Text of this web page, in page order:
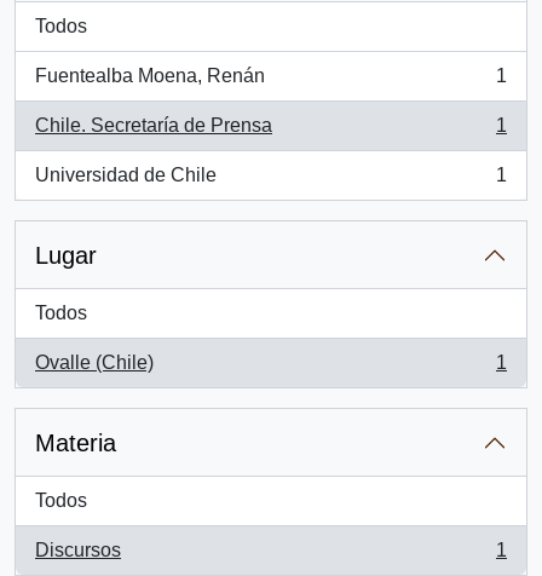
Todos
Fuentealba Moena, Renán
, 1 resultados
1
Chile. Secretaría de Prensa
, 1 resultados
1
Universidad de Chile
, 1 resultados
1
Lugar
Todos
Ovalle (Chile)
, 1 resultados
1
Materia
Todos
Discursos
, 1 resultados
1